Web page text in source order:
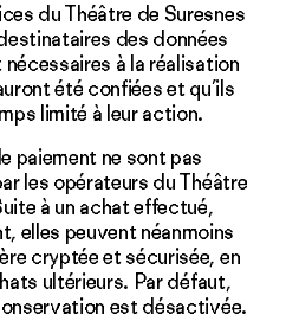
du Théâtre de Suresnes
des données
à la réalisation
été confiées et qu’ils
limité à leur action.
paiement ne sont pas
les opérateurs du Théâtre
à un achat effectué,
elles peuvent néanmoins
cryptée et sécurisée, en
ultérieurs. Par défaut,
est désactivée.